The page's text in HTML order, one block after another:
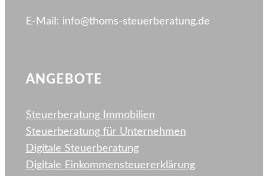
E-Mail: info@thoms-steuerberatung.de
ANGEBOTE
Steuerberatung Immobilien
Steuerberatung für Unternehmen
Digitale Steuerberatung
Digitale Einkommen­steuererklärung